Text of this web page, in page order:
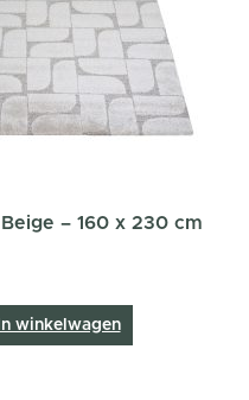
– 160 x 230 cm
In winkelwagen